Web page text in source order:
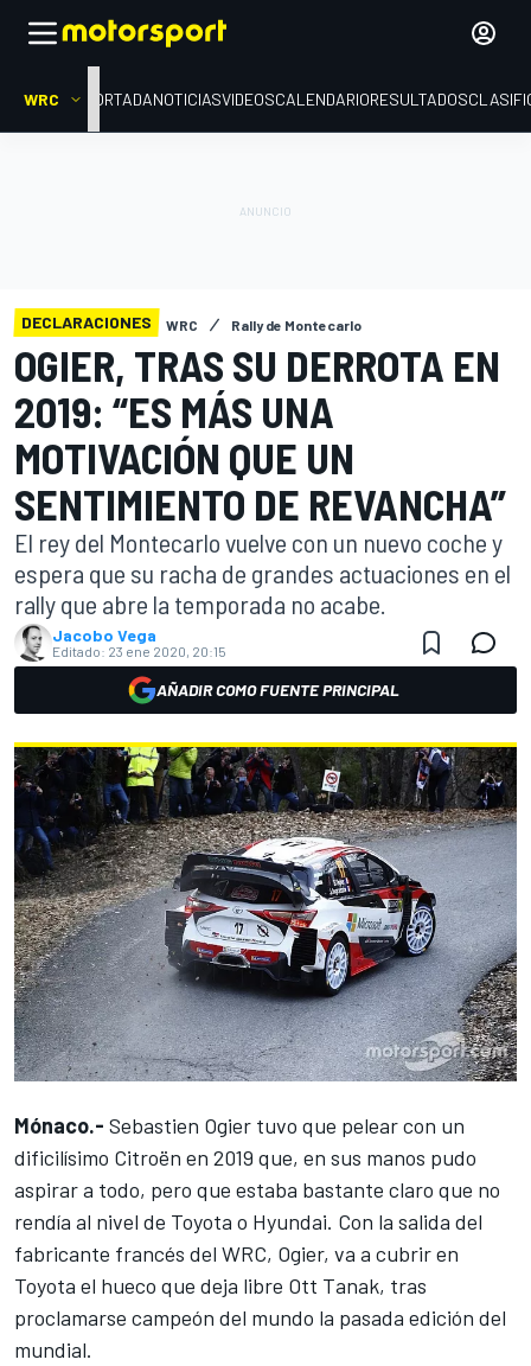
WRC PORTADANOTICIASVIDEOSCALENDARIORESULTADOS
DECLARACIONES WRC Rally de Montecarlo
OGIER, TRAS SU DERROTA EN
2019: “ES MÁS UNA
MOTIVACIÓN QUE UN
SENTIMIENTO DE REVANCHA”
El rey del Montecarlo vuelve con un nuevo coche y
espera que su racha de grandes actuaciones en el
rally que abre la temporada no acabe.
Jacobo Vega
Editado: 23 ene 2020, 20:15
AÑADIR COMO FUENTE PRINCIPAL
Mónaco.- Sebastien Ogier tuvo que pelear con un
dificilísimo Citroën en 2019 que, en sus manos pudo
aspirar a todo, pero que estaba bastante claro que no
rendía al nivel de Toyota o Hyundai. Con la salida del
fabricante francés del WRC, Ogier, va a cubrir en
Toyota el hueco que deja libre Ott Tanak, tras
proclamarse campeón del mundo la pasada edición del
mundial.